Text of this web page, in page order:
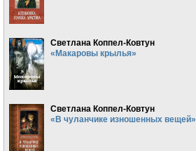
Светлана Коппел-Ковтун
«Макаровы крылья»
Светлана Коппел-Ковтун
«В чуланчике изношенных вещей»